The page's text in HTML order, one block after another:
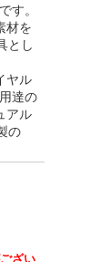
す。
材を
とし
ヤル
達の
アル
の
ざい